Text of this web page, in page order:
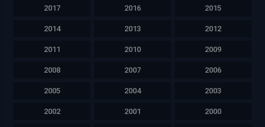
2017 2016 2015
2014 2013 2012
2011 2010 2009
2008 2007 2006
2005 2004 2003
2002 2001 2000